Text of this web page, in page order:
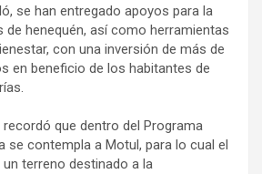
se han entregado apoyos para la
de henequén, así como herramientas
con una inversión de más de
en beneficio de los habitantes de
recordó que dentro del Programa
se contempla a Motul, para lo cual el
terreno destinado a la